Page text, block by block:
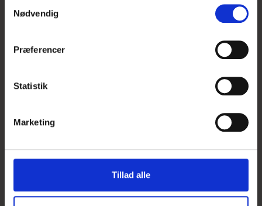
Nødvendig
Præferencer
Statistik
Marketing
Tillad alle